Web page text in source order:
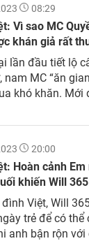
08:29
Vì sao MC
khán giả rất
lần đầu tiết lộ
MC “ăn
khó khăn. Mới
Linh...
20:00
Hoàn cảnh
khiến Will
Việt, Will
trẻ để có
anh bận rộn